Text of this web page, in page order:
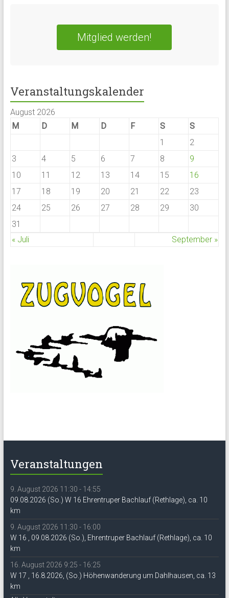
Mitglied werden!
Veranstaltungskalender
August 2026
M
D M D F S
S
1
2
3
4 5 6 7 8
9
10
11 12 13 14 15
16
17
18 19 20 21 22
23
24
25 26 27 28 29
30
31
« Juli
September »
Veranstaltungen
9. August 2026 11:30 - 14:55
09.08.2026 (So.) W 16 Ehrentruper Bachlauf (Rethlage), ca. 10
km
9. August 2026 11:30 - 16:00
W 16 , 09.08.2026 (So.), Ehrentruper Bachlauf (Rethlage), ca. 10
km
16. August 2026 9:25 - 16:25
W 17 , 16.8.2026, (So.) Höhenwanderung um Dahlhausen, ca. 13
km